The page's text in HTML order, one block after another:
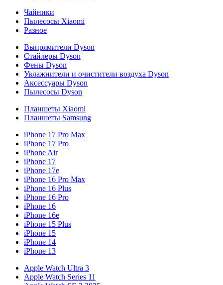
Чайники
Пылесосы Xiaomi
Разное
Выпрямители Dyson
Стайлеры Dyson
Фены Dyson
Увлажнители и очистители воздуха Dyson
Аксессуары Dyson
Пылесосы Dyson
Планшеты Xiaomi
Планшеты Samsung
iPhone 17 Pro Max
iPhone 17 Pro
iPhone Air
iPhone 17
iPhone 17e
iPhone 16 Pro Max
iPhone 16 Plus
iPhone 16 Pro
iPhone 16
iPhone 16e
iPhone 15 Plus
iPhone 15
iPhone 14
iPhone 13
Apple Watch Ultra 3
Apple Watch Series 11